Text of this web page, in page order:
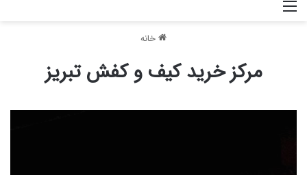
خانه
مرکز خرید کیف و کفش تبریز